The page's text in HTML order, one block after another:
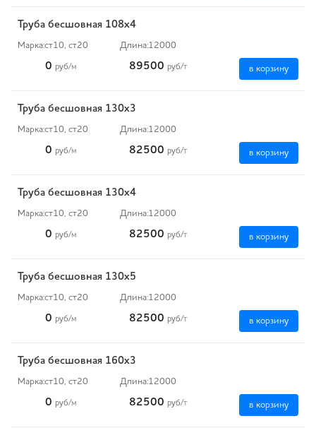
Труба бесшовная 108х4
Марка:ст10, ст20 Длина:12000
0 руб/м 89500 руб/т в корзину
Труба бесшовная 130х3
Марка:ст10, ст20 Длина:12000
0 руб/м 82500 руб/т в корзину
Труба бесшовная 130х4
Марка:ст10, ст20 Длина:12000
0 руб/м 82500 руб/т в корзину
Труба бесшовная 130х5
Марка:ст10, ст20 Длина:12000
0 руб/м 82500 руб/т в корзину
Труба бесшовная 160х3
Марка:ст10, ст20 Длина:12000
0 руб/м 82500 руб/т в корзину